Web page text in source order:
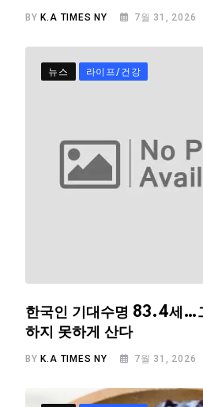
BY K.A TIMES NY 7월 31, 2026
뉴스 라이프/건강
한국인 기대수명 83.4세…
하지 못하게 산다
BY K.A TIMES NY 7월 31, 2026